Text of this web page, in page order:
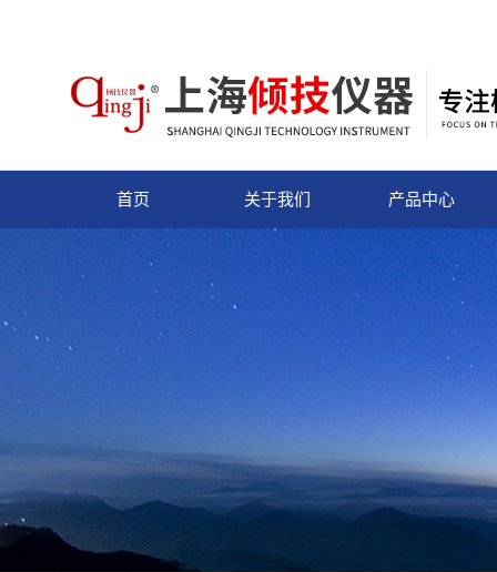
首页 关于我们 产品中心